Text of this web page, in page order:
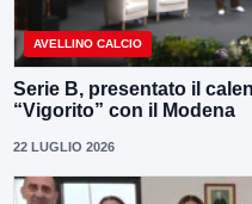
AVELLINO CALCIO
Serie B, presentato il
“Vigorito” con il Modena
22 LUGLIO 2026